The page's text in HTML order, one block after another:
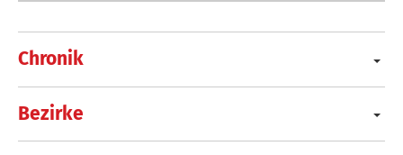
Chronik
Bezirke